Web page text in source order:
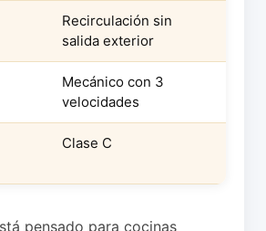
Recirculación sin
salida exterior
Mecánico con 3
velocidades
Clase C
pensado para cocinas